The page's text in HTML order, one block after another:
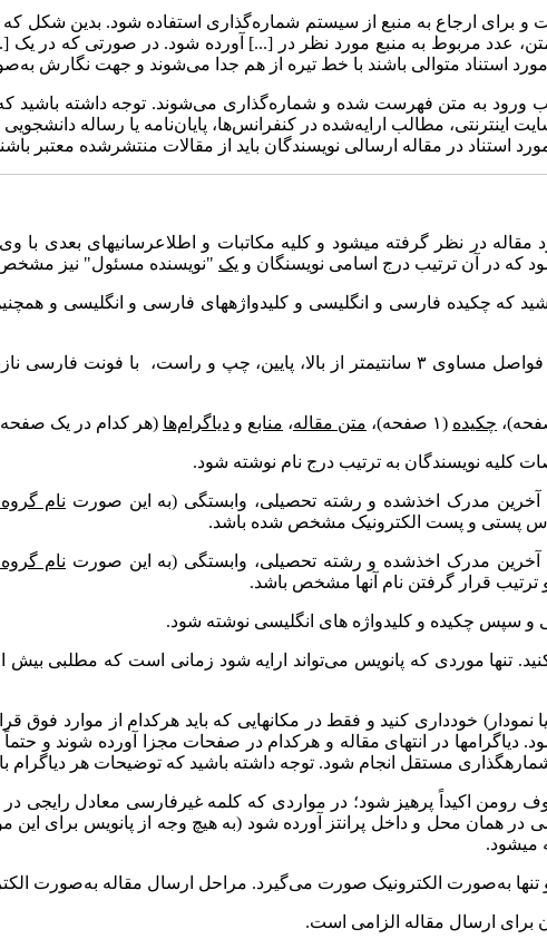
و برای ارجاع به منبع از سیستم شماره­‌گذاری استفاده شود. بدین شکل
عدد مربوط به منبع مورد نظر در [...] آورده شود. در صورتی که در یک
ورود به متن فهرست شده و شماره‌گذاری می‌شوند. توجه داشته باشید
اینترنتی، مطالب ارایه‌شده در کنفرانس‌ها، پایان‌نامه یا رساله
استناد در مقاله ارسالی نویسندگان باید از مقالات منتشرشده معتبر
مقاله در نظر گرفته می­شود و کلیه مکاتبات و اطلاع­رسانی­های بعدی با
که در آن ترتیب درج اسامی نویسنگان و یک "نویسنده مسئول" نیز
باشید که چکیده فارسی و انگلیسی و کلیدواژه­های فارسی و انگلیسی
۳ سانتیمتر از بالا، پایین، چپ و راست، با فونت فارسی نازنین (اندازه ۱۲) و فونت انگلیسی
چکیده (۱ صفحه)، متن مقاله، منابع و دیاگرام‌ها (هر کدام در یک
کلیه نویسندگان به ترتیب درج نام نوشته شود.
مدرک اخذشده و رشته تحصیلی، وابستگی (به این صورت نام
پستی و پست الکترونیک مشخص شده باشد.
مدرک اخذشده و رشته تحصیلی، وابستگی (به این صورت نام
قرار گرفتن نام آنها مشخص باشد.
و سپس چکیده و کلیدواژه­ های انگلیسی نوشته شود.
مستقل انجام شود. توجه داشته باشید که توضیحات هر دیاگرام
رومن اکیداً پرهیز شود؛ در مواردی که کلمه غیرفارسی معادل رایجی
در همان محل و داخل پرانتز آورده شود (به هیچ وجه از پانویس برای
می­شود.
تنها به‌صورت الکترونیک صورت می­‌گیرد. مراحل ارسال مقاله به‌صورت